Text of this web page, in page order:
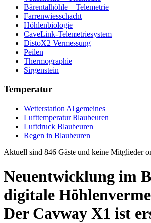
Bärentalhöhle + Telemetrie
Farrenwiesschacht
Höhlenbiologie
CaveLink-Telemetriesystem
DistoX2 Vermessung
Peilen
Thermographie
Sirgenstein
Temperatur
Wetterstation Allgemeines
Lufttemperatur Blaubeuren
Luftdruck Blaubeuren
Regen in Blaubeuren
Aktuell sind 846 Gäste und keine Mitglieder
Neuentwicklung im
digitale
Der Cavway X1 ist